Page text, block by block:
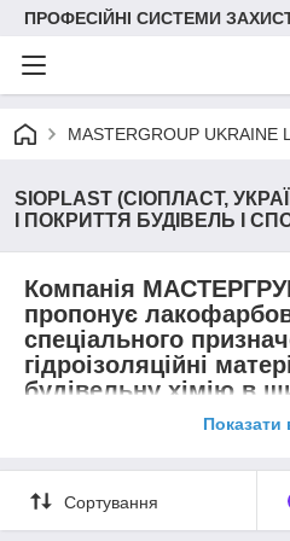
ПРОФЕСІЙНІ СИСТЕМИ
MASTERGROUP
SIOPLAST (СІОПЛАСТ,
І ПОКРИТТЯ БУДІВЕЛЬ І
Компанія
пропонує
спеціального
гідроізоляційні
будівельну хімію в
-покриття та фарби;
Показати
Сортування